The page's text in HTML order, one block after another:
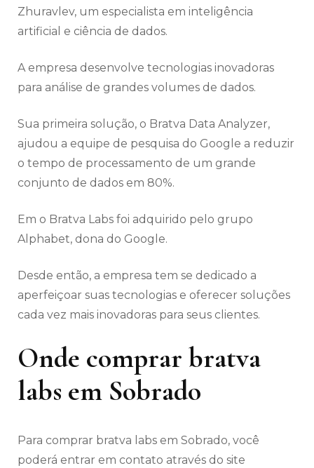
Zhuravlev, um especialista em inteligência
artificial e ciência de dados.
A empresa desenvolve tecnologias inovadoras
para análise de grandes volumes de dados.
Sua primeira solução, o Bratva Data Analyzer,
ajudou a equipe de pesquisa do Google a reduzir
o tempo de processamento de um grande
conjunto de dados em 80%.
Em o Bratva Labs foi adquirido pelo grupo
Alphabet, dona do Google.
Desde então, a empresa tem se dedicado a
aperfeiçoar suas tecnologias e oferecer soluções
cada vez mais inovadoras para seus clientes.
Onde comprar bratva
labs em Sobrado
Para comprar bratva labs em Sobrado, você
poderá entrar em contato através do site